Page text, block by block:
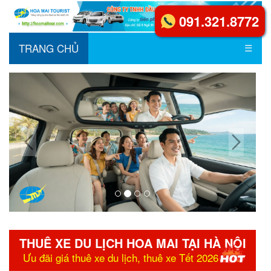
TRANG CHỦ ☰
THUÊ XE DU LỊCH HOA MAI TẠI HÀ NỘI
Ưu đãi giá thuê xe du lịch, thuê xe Tết 2026
091.321.8772